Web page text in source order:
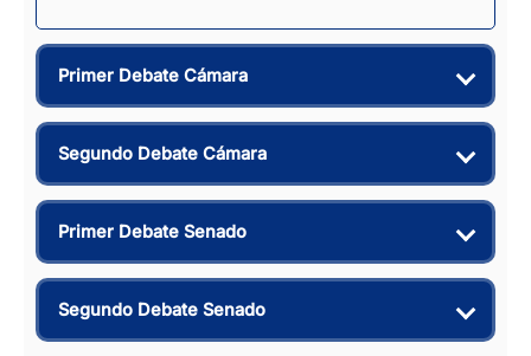
Primer Debate Cámara
Segundo Debate Cámara
Primer Debate Senado
Segundo Debate Senado